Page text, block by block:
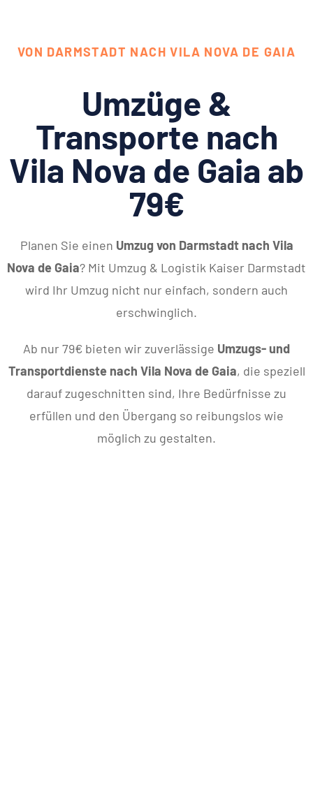
VON DARMSTADT NACH VILA NOVA DE GAIA
Umzüge &
Transporte nach
Vila Nova de Gaia ab
79€
Planen Sie einen Umzug von Darmstadt nach Vila
Nova de Gaia? Mit Umzug & Logistik Kaiser Darmstadt
wird Ihr Umzug nicht nur einfach, sondern auch
erschwinglich.
Ab nur 79€ bieten wir zuverlässige Umzugs- und
Transportdienste nach Vila Nova de Gaia, die speziell
darauf zugeschnitten sind, Ihre Bedürfnisse zu
erfüllen und den Übergang so reibungslos wie
möglich zu gestalten.